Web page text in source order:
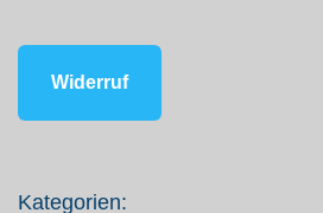
Widerruf
Kategorien: